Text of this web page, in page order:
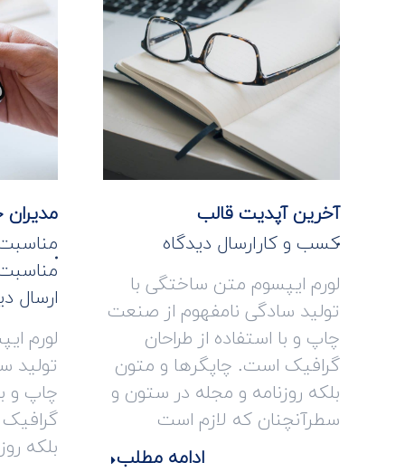
آخرین آپدیت قالب
کسب و کار ارسال دیدگاه
لورم ایپسوم متن ساختگی با
تولید سادگی نامفهوم از صنعت
چاپ و با استفاده از طراحان
گرافیک است. چاپگرها و متون
بلکه روزنامه و مجله در ستون و
سطرآنچنان که لازم است
ادامه مطلب
ارسال
لورم
تولید
چاپ و
بلکه